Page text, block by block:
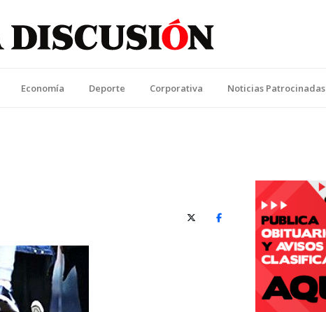
Economía Deporte Corporativa Noticias Patrocinadas
X (Twitter)Facebook